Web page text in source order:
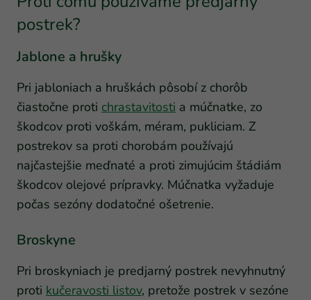
postrek?
Jablone a hrušky
Pri jabloniach a hruškách pôsobí z chorôb
čiastočne proti chrastavitosti a múčnatke, zo
škodcov proti voškám, méram, pukliciam. Z
postrekov sa proti chorobám používajú
najčastejšie meďnaté a proti zimujúcim štádiám
škodcov olejové prípravky. Múčnatka vyžaduje
počas sezóny dodatočné ošetrenie.
Broskyne
Pri broskyniach je predjarný postrek nevyhnutný
proti kučeravosti listov, pretože postrek v sezóne